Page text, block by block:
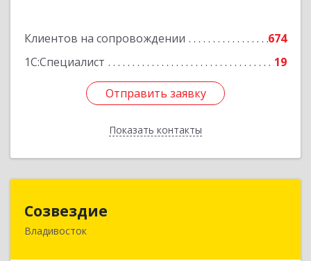
Клиентов на сопровождении
674
1С:Специалист
19
Отправить заявку
Показать контакты
Отправить заявку
Назад
Созвездие
Владивосток690069, Приморский край, Владивосток г,